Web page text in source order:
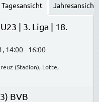
Tagesansicht Jahresansicht
| 3. Liga | 18.
14:00 - 16:00
(Stadion), Lotte,
BVB